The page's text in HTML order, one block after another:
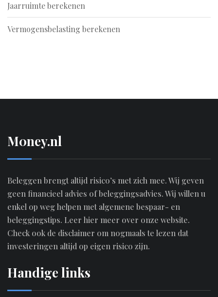
Jaarruimte berekenen
Vermogensbelasting berekenen
M0ney.nl
Beleggen brengt altijd risico’s met zich mee. Wij geven
geen financieel advies of beleggingsadvies. Wij willen u
enkel op weg helpen met algemene bespaar- en
beleggingstips. Leer hier meer over onze website.
Check ook de disclaimer om nogmaals te lezen dat
investeringen altijd op eigen risico zijn.
Handige links